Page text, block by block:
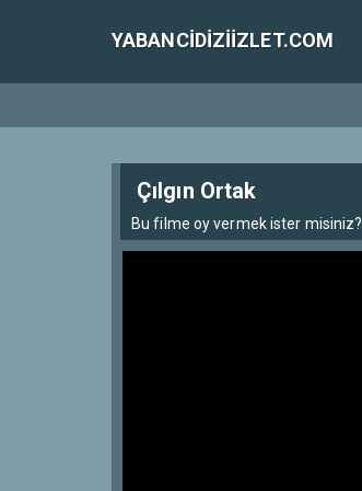
YABANCIDIZIIZLET.COM
Çılgın Ortak
Bu filme oy vermek ister misiniz?